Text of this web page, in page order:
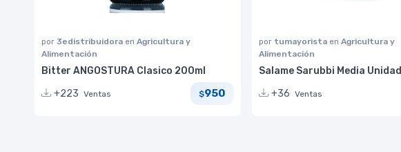
por 3edistribuidora en Agricultura y
Alimentación
Bitter ANGOSTURA Clasico 200ml
+223 Ventas $950
por tumayorista en Agricultura y
Alimentación
Salame Sarubbi Media Unidad
+36 Ventas